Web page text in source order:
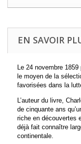
EN SAVOIR
Le 24 novembre
le moyen de la
favorisées dans la
L’auteur du livre,
de cinquante ans
riche en découvertes
déjà fait connaître
continentale.